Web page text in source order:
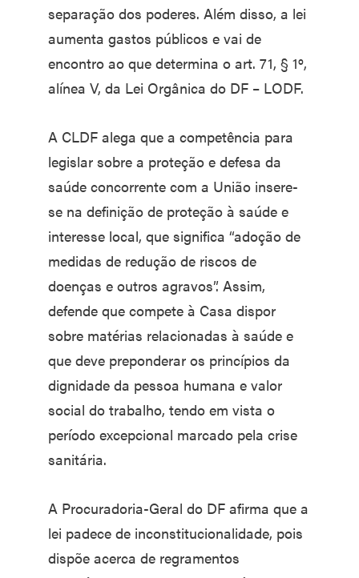
separação dos poderes. Além disso, a lei
aumenta gastos públicos e vai de
encontro ao que determina o art. 71, § 1º,
alínea V, da Lei Orgânica do DF – LODF.
A CLDF alega que a competência para
legislar sobre a proteção e defesa da
saúde concorrente com a União insere-
se na definição de proteção à saúde e
interesse local, que significa “adoção de
medidas de redução de riscos de
doenças e outros agravos”. Assim,
defende que compete à Casa dispor
sobre matérias relacionadas à saúde e
que deve preponderar os princípios da
dignidade da pessoa humana e valor
social do trabalho, tendo em vista o
período excepcional marcado pela crise
sanitária.
A Procuradoria-Geral do DF afirma que a
lei padece de inconstitucionalidade, pois
dispõe acerca de regramentos